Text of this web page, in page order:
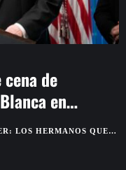
de
en
LOS HERMANOS QUE
A UNA PELEA POR